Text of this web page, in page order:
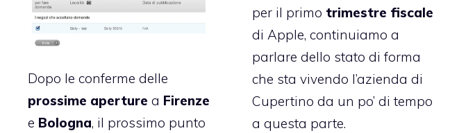
Dopo le conferme delle
prossime aperture a Firenze
e Bologna, il prossimo punto
per il primo trimestre fiscale
di Apple, continuiamo a
parlare dello stato di forma
che sta vivendo l’azienda di
Cupertino da un po’ di tempo
a questa parte.